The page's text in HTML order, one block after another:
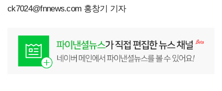
ck7024@fnnews.com 홍창기 기자